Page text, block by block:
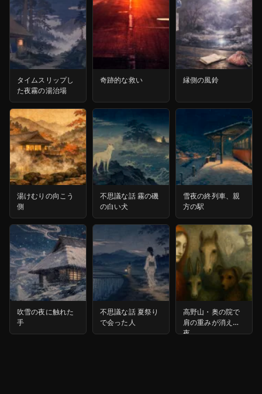
タイムスリップし
た夜霧の湯治場
奇跡的な救い 縁側の風鈴
湯けむりの向こう
側
不思議な話 霧の磯
の白い犬
雪夜の終列車、親
方の駅
吹雪の夜に触れた
手
不思議な話 夏祭り
で会った人
高野山・奥の院で
肩の重みが消えた
夜